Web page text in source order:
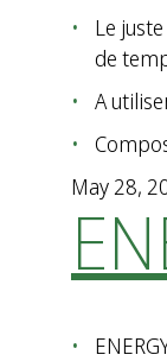
Le
de
A
May 28,